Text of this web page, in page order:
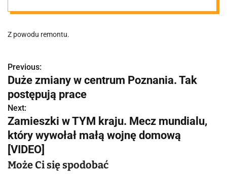
Z powodu remontu.
N
a
w
i
g
a
Previous:
Duże zmiany w centrum Poznania. Tak
postępują prace
Next:
Zamieszki w TYM kraju. Mecz mundialu,
który wywołał małą wojnę domową
[VIDEO]
Może Ci się spodobać